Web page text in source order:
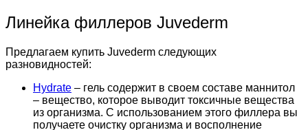
Линейка филлеров Juvederm
Предлагаем купить Juvederm следующих
разновидностей:
Hydrate – гель содержит в своем составе маннитол
– вещество, которое выводит токсичные вещества
из организма. С использованием этого филлера вы
получаете очистку организма и восполнение